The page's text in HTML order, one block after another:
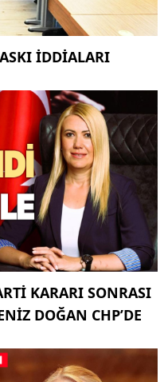
IDDIALARI
KARARI SONRASI
DOĞAN CHP’DE